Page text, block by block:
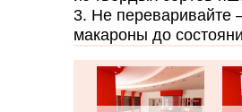
Не переваривайте
макароны до